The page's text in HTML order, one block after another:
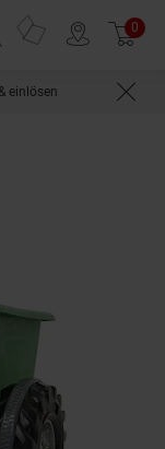
einblenden
Prospekte 0
einlösen